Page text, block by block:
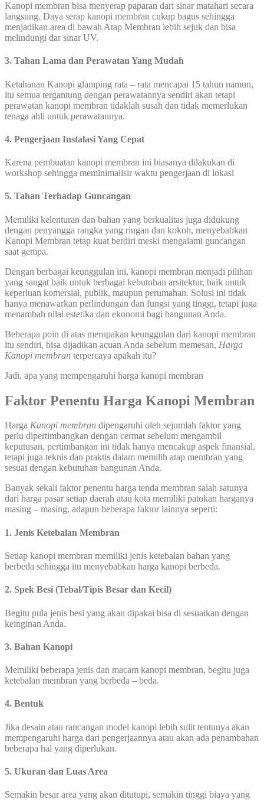
Kanopi membran bisa menyerap paparan dari sinar matahari secara
langsung. Daya serap kanopi membran cukup bagus sehingga
menjadikan area di bawah Atap Membran lebih sejuk dan bisa
melindungi dar sinar UV.
3. Tahan Lama dan Perawatan Yang Mudah
Ketahanan Kanopi glamping rata – rata mencapai 15 tahun namun,
itu semua tergantung dengan perawatannya sendiri akan tetapi
perawatan kanopi membran tidaklah susah dan tidak memerlukan
tenaga ahli untuk perawatannya.
4. Pengerjaan Instalasi Yang Cepat
Karena pembuatan kanopi membran ini biasanya dilakukan di
workshop sehingga meminimalisir waktu pengerjaan di lokasi
5. Tahan Terhadap Guncangan
Memiliki kelenturan dan bahan yang berkualitas juga didukung
dengan penyangga rangka yang ringan dan kokoh, menyebabkan
Kanopi Membran tetap kuat berdiri meski mengalami guncangan
saat gempa.
Dengan berbagai keunggulan ini, kanopi membran menjadi pilihan
yang sangat baik untuk berbagai kebutuhan arsitektur, baik untuk
keperluan komersial, publik, maupun perumahan. Solusi ini tidak
hanya menawarkan perlindungan dan fungsi yang tinggi, tetapi juga
menambah nilai estetika dan ekonomi bagi bangunan Anda.
Beberapa poin di atas merupakan keunggulan dari kanopi membran
itu sendiri, bisa dijadikan acuan Anda sebelum memesan, Harga
Kanopi membran terpercaya apakah itu?
Jadi, apa yang mempengaruhi harga kanopi membran
Faktor Penentu Harga Kanopi Membran
Harga Kanopi membran dipengaruhi oleh sejumlah faktor yang
perlu dipertimbangkan dengan cermat sebelum mengambil
keputusan, pertimbangan ini tidak hanya mencakup aspek finansial,
tetapi juga teknis dan praktis dalam memilih atap membran yang
sesuai dengan kebutuhan bangunan Anda.
Banyak sekali faktor penentu harga tenda membran salah satunya
dari harga pasar setiap daerah atau kota memiliki patokan harganya
masing – masing, adapun beberapa faktor lainnya seperti:
1. Jenis Ketebalan Membran
Setiap kanopi membran memiliki jenis ketebalan bahan yang
berbeda sehingga itu menyebabkan harga kanopi berbeda.
2. Spek Besi (Tebal/Tipis Besar dan Kecil)
Begitu pula jenis besi yang akan dipakai bisa di sesuaikan dengan
keinginan Anda.
3. Bahan Kanopi
Memiliki beberapa jenis dan macam kanopi membran, begitu juga
ketebalan membran yang berbeda – beda.
4. Bentuk
Jika desain atau rancangan model kanopi lebih sulit tentunya akan
mempengaruhi harga dari pengerjaannya atau akan ada penambahan
beberapa hal yang diperlukan.
5. Ukuran dan Luas Area
Semakin besar area yang akan ditutupi, semakin tinggi biaya yang